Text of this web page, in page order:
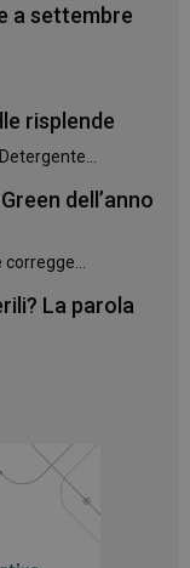
a settembre
risplende
dell’anno
La parola